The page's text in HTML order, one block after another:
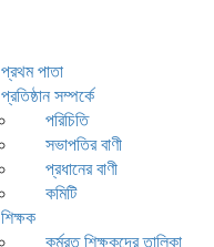
প্রথম পাতা
প্রতিষ্ঠান সম্পর্কে
পরিচিতি
সভাপতির বাণী
প্রধানের বাণী
কমিটি
শিক্ষক
কর্মরত শিক্ষকদের তালিকা